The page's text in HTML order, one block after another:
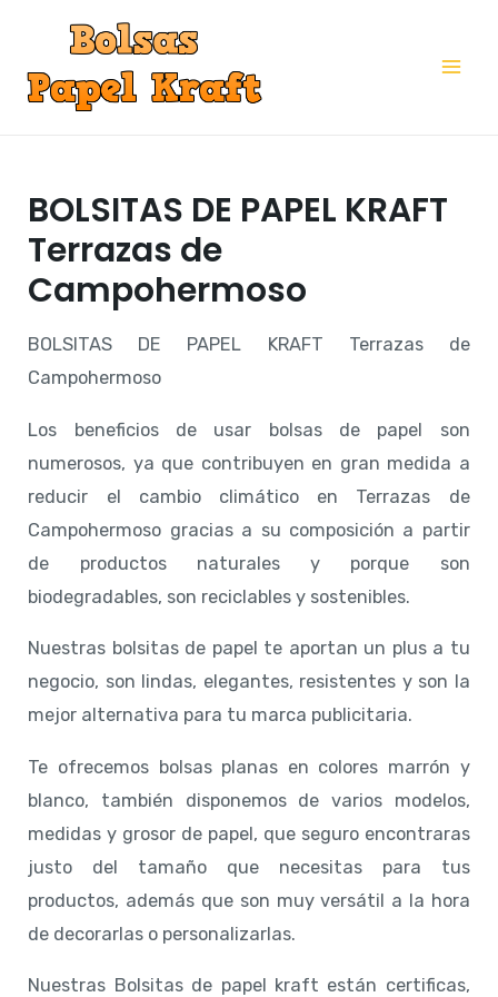
contenido
BOLSITAS DE PAPEL KRAFT
Terrazas de
Campohermoso
BOLSITAS DE PAPEL KRAFT Terrazas de
Campohermoso
Los beneficios de usar bolsas de papel son
numerosos, ya que contribuyen en gran medida a
reducir el cambio climático en Terrazas de
Campohermoso gracias a su composición a partir
de productos naturales y porque son
biodegradables, son reciclables y sostenibles.
Nuestras bolsitas de papel te aportan un plus a tu
negocio, son lindas, elegantes, resistentes y son la
mejor alternativa para tu marca publicitaria.
Te ofrecemos bolsas planas en colores marrón y
blanco, también disponemos de varios modelos,
medidas y grosor de papel, que seguro encontraras
justo del tamaño que necesitas para tus
productos, además que son muy versátil a la hora
de decorarlas o personalizarlas.
Nuestras Bolsitas de papel kraft están certificas,